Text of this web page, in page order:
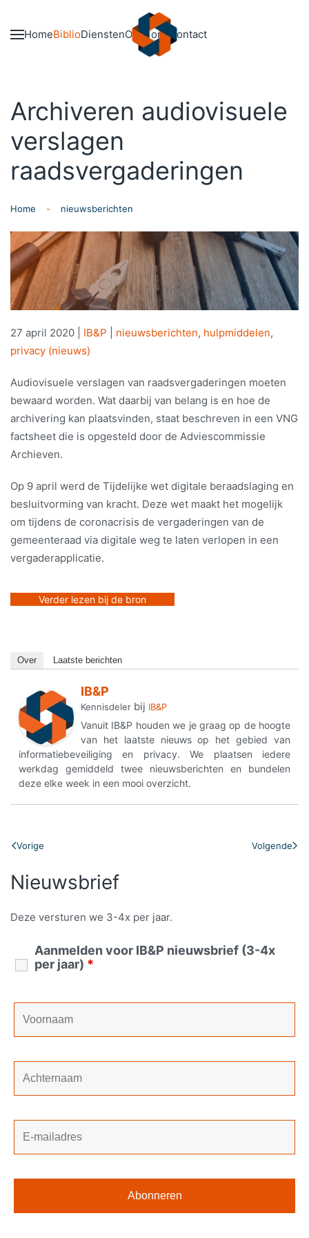
Skip to main content
HomeBiblioDienstenOver onsContact
Archiveren audiovisuele
verslagen
raadsvergaderingen
Home nieuwsberichten
27 april 2020 IB&P nieuwsberichten, hulpmiddelen,
privacy (nieuws)
Audiovisuele verslagen van raadsvergaderingen moeten
bewaard worden. Wat daarbij van belang is en hoe de
archivering kan plaatsvinden, staat beschreven in een VNG
factsheet die is opgesteld door de Adviescommissie
Archieven.
Op 9 april werd de Tijdelijke wet digitale beraadslaging en
besluitvorming van kracht. Deze wet maakt het mogelijk
om tijdens de coronacrisis de vergaderingen van de
gemeenteraad via digitale weg te laten verlopen in een
vergaderapplicatie.
Verder lezen bij de bron
Over Laatste berichten
IB&P
Kennisdeler bij IB&P
Vanuit IB&P houden we je graag op de hoogte
van het laatste nieuws op het gebied van
informatiebeveiliging en privacy. We plaatsen iedere
werkdag gemiddeld twee nieuwsberichten en bundelen
deze elke week in een mooi overzicht.
Vorige Volgende
Nieuwsbrief
Deze versturen we 3-4x per jaar.
Aanmelden voor IB&P nieuwsbrief (3-4x
per jaar) *